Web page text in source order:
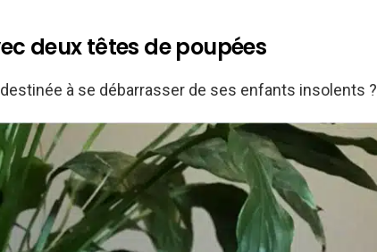
deux têtes de poupées
à se débarrasser de ses enfants insolents ?